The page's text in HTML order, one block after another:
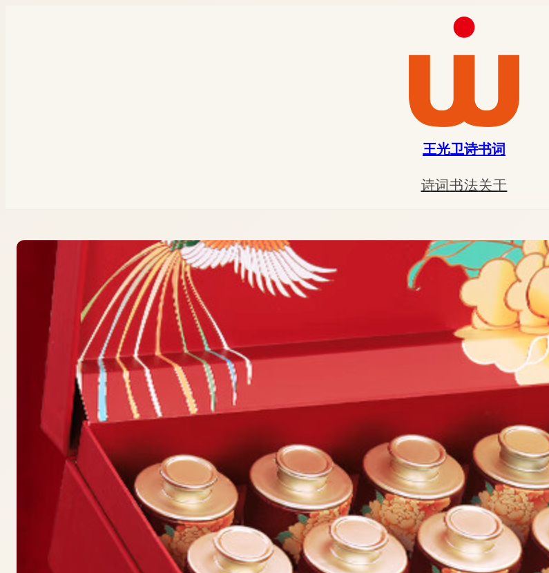
王光卫诗书词
诗词书法关于